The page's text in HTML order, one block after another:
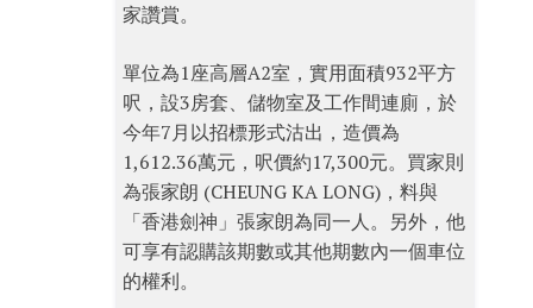
家讚賞。
單位為1座高層A2室，實用面積932平方
呎，設3房套、儲物室及工作間連廁，於
今年7月以招標形式沽出，造價為
1,612.36萬元，呎價約17,300元。買家則
為張家朗 (CHEUNG KA LONG)，料與
「香港劍神」張家朗為同一人。另外，他
可享有認購該期數或其他期數內一個車位
的權利。